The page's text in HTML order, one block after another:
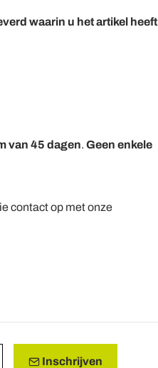
waarin u het artikel heeft
van 45 dagen. Geen enkele
contact op met onze
Inschrijven